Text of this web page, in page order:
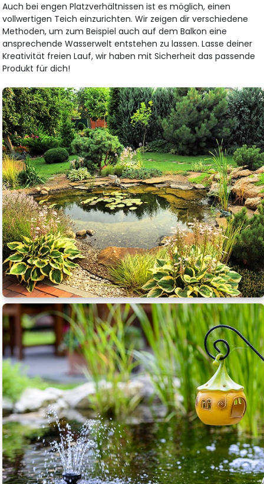
Auch bei engen Platzverhältnissen ist es möglich, einen
vollwertigen Teich einzurichten. Wir zeigen dir verschiedene
Methoden, um zum Beispiel auch auf dem Balkon eine
ansprechende Wasserwelt entstehen zu lassen. Lasse deiner
Kreativität freien Lauf, wir haben mit Sicherheit das passende
Produkt für dich!